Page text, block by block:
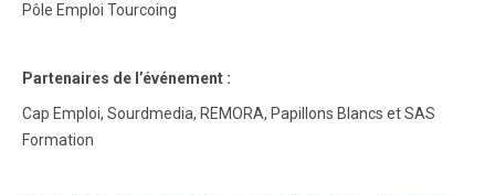
Pôle Emploi Tourcoing
Partenaires de l’événement :
Cap Emploi, Sourdmedia, REMORA, Papillons Blancs et SAS
Formation